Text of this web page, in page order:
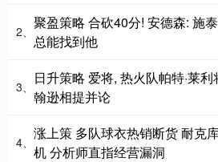
2、
聚盈策略 合砍40分! 安德森: 施
总能找到他
3、
日升策略 爱将, 热火队帕特·莱利
翰逊相提并论
4、
涨上策 多队球衣热销断货 耐克
机 分析师直指经营漏洞